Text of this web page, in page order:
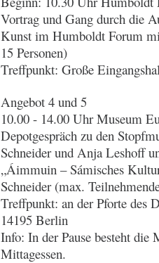
Vortrag und Gang durch die
Kunst im Humboldt Forum
15 Personen)
Treffpunkt: Große
Angebot 4 und 5
10.00 - 14.00 Uhr Museum
Depotgespräch zu den
Schneider und Anja Leshoff
„Áimmuin – Sámisches
Schneider (max.
Treffpunkt: an der Pforte des
14195 Berlin
Info: In der Pause besteht
Mittagessen.